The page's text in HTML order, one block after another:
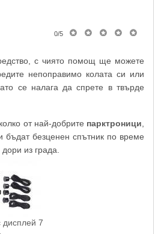
0/5
с чиято помощ ще можете
непоправимо колата си или
се налага да спрете в твърде
от най-добрите парктроници,
безценен спътник по време
из града.
дисплей 7